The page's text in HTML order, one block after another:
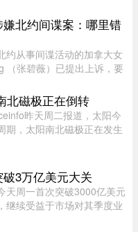
拍摄，却迟迟没有人上前制
件发 ...
北约间谍案：哪里错
约从事间谍活动的加拿大女
（张碧薇）已提出上诉，要
以查明外国势力可能是如
。 ...
北磁极正在倒转
昨天周二报道，太阳今
期，太阳南北磁极正在发生
为北 ...
3万亿美元大关
天周一首次突破3000亿美元
继续受益于市场对其季度业